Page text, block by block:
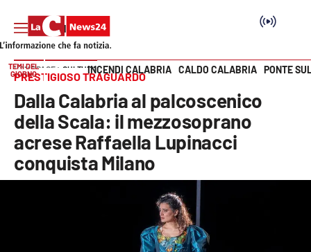
SEZIONI
Cronaca
Politica
Vai
TEMI DEL
GIORNO
INCENDI CALABRIA CALDO CALABRIA PONTE
HOME PAGE CULTURA
PRESTIGIOSO TRAGUARDO
Dalla Calabria al palcoscenico
della Scala: il mezzosoprano
acrese Raffaella Lupinacci
conquista Milano